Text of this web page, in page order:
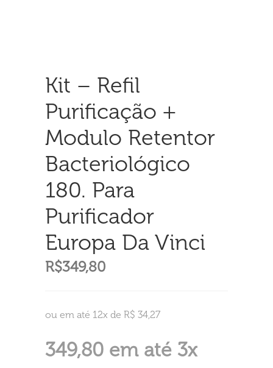
Kit – Refil
Purificação +
Modulo Retentor
Bacteriológico
180. Para
Purificador
Europa Da Vinci
R$349,80
ou em até 12x de R$ 34,27
349,80 em até 3x